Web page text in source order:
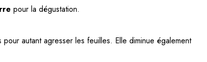
pour la dégustation.
autant agresser les feuilles. Elle diminue également